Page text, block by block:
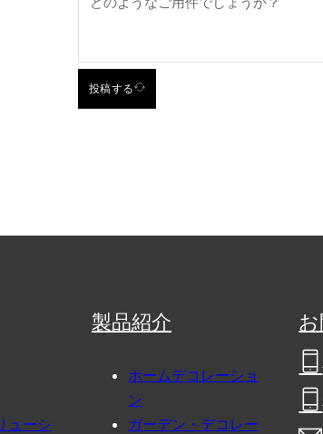
投稿する
ューシ
製品紹介
ホームデコレーショ
ン
ガーデン・デコレー